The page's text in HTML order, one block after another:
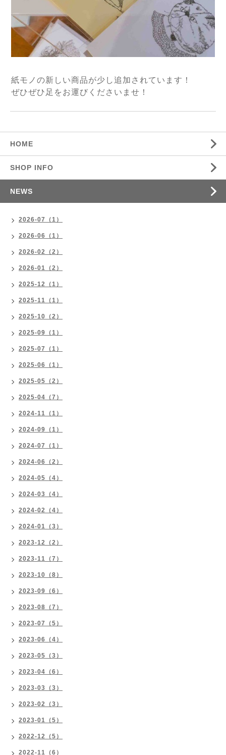
紙モノの新しい商品が少し追加されています！
ぜひぜひ足をお運びくださいませ！
HOME
SHOP INFO
NEWS
2026-07（1）
2026-06（1）
2026-02（2）
2026-01（2）
2025-12（1）
2025-11（1）
2025-10（2）
2025-09（1）
2025-07（1）
2025-06（1）
2025-05（2）
2025-04（7）
2024-11（1）
2024-09（1）
2024-07（1）
2024-06（2）
2024-05（4）
2024-03（4）
2024-02（4）
2024-01（3）
2023-12（2）
2023-11（7）
2023-10（8）
2023-09（6）
2023-08（7）
2023-07（5）
2023-06（4）
2023-05（3）
2023-04（6）
2023-03（3）
2023-02（3）
2023-01（5）
2022-12（5）
2022-11（6）